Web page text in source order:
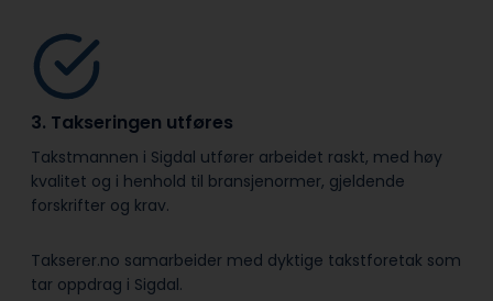
3. Takseringen utføres
Takstmannen i Sigdal utfører arbeidet raskt, med høy
kvalitet og i henhold til bransje­normer, gjeldende
forskrifter og krav.
Takserer.no samarbeider med dyktige takstforetak som
tar oppdrag i Sigdal.